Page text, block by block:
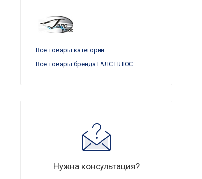
Все товары категории
Все товары бренда ГАЛС ПЛЮС
Нужна консультация?